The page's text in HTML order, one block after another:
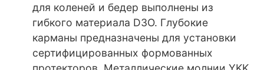
для коленей и бедер выполнены из
гибкого материала D3O. Глубокие
карманы предназначены для установки
сертифицированных формованных